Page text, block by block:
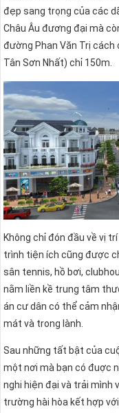
đẹp sang trọng của các
Châu Âu đương đại mà
đường Phan Văn Trị cách
Tân Sơn Nhất) chỉ 150m.
Không chỉ đón đầu về vị
trình tiện ích cũng được
sân tennis, hồ bơi,
nằm liền kề trung tâm
án cư dân có thể cảm
mát và trong lành.
Sau những tất bật của
một nơi mà bạn có đuợc
nghi hiện đại và trải mình
trường hài hòa kết hợp